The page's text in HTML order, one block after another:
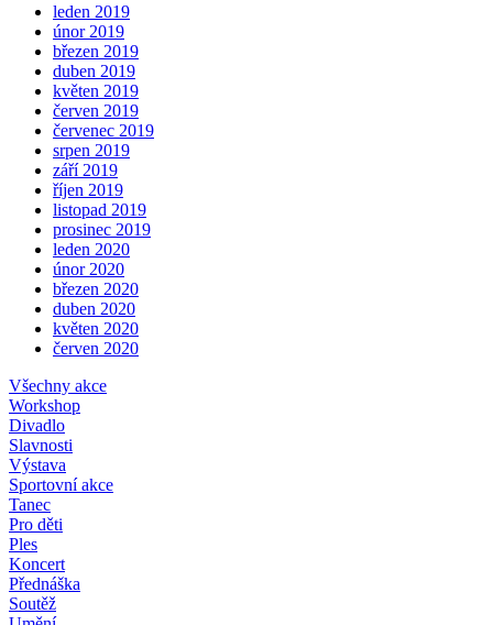
leden 2019
únor 2019
březen 2019
duben 2019
květen 2019
červen 2019
červenec 2019
srpen 2019
září 2019
říjen 2019
listopad 2019
prosinec 2019
leden 2020
únor 2020
březen 2020
duben 2020
květen 2020
červen 2020
Všechny akce
Workshop
Divadlo
Slavnosti
Výstava
Sportovní akce
Tanec
Pro děti
Ples
Koncert
Přednáška
Soutěž